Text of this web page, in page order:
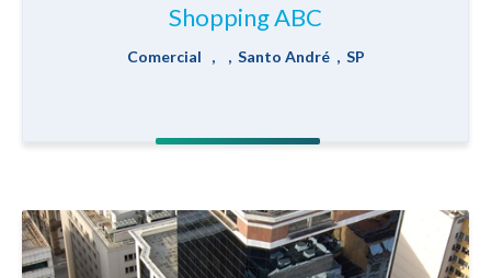
Shopping ABC
Comercial , , Santo André , SP